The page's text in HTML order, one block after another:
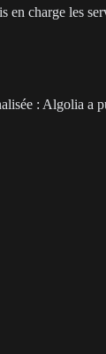
charge les
: Algolia